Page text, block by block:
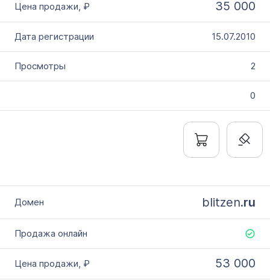
35 000
15.07.2010
2
0
blitzen.ru
53 000